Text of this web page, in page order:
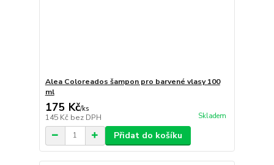
Alea Coloreados šampon pro barvené vlasy 100
ml
175 Kč/ks
145 Kč bez DPH Skladem
Přidat do košíku